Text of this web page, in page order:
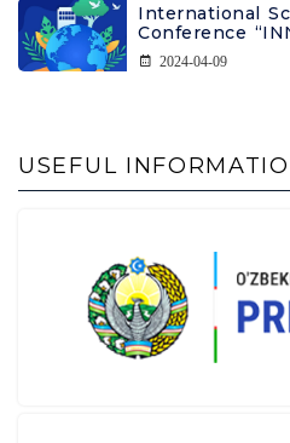
International
Conference “INNOVATIVE AND
INTENSIVE
COMBATING
2024-04-09
USEFUL